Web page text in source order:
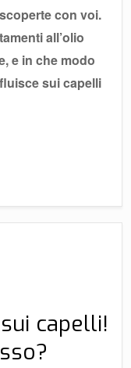
con voi.
all’olio
e in che modo
sui capelli
capelli!